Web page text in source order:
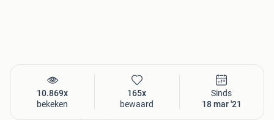
10.869x
bekeken
165x
bewaard
Sinds
18 mar '21